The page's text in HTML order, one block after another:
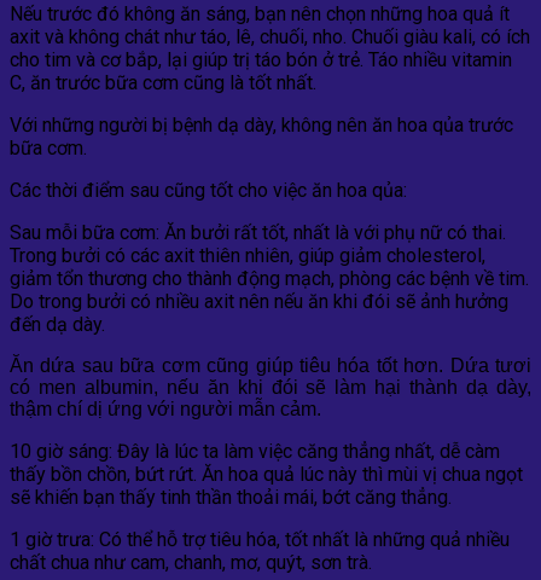
Nếu trước đó không ăn sáng, bạn nên chọn những hoa quả ít
axit và không chát như táo, lê, chuối, nho. Chuối giàu kali, có ích
cho tim và cơ bắp, lại giúp trị táo bón ở trẻ. Táo nhiều vitamin
C, ăn trước bữa cơm cũng là tốt nhất.
Với những người bị bệnh dạ dày, không nên ăn hoa qủa trước
bữa cơm.
Các thời điểm sau cũng tốt cho việc ăn hoa qủa:
Sau mỗi bữa cơm: Ăn bưởi rất tốt, nhất là với phụ nữ có thai.
Trong bưởi có các axit thiên nhiên, giúp giảm cholesterol,
giảm tổn thương cho thành động mạch, phòng các bệnh về tim.
Do trong bưởi có nhiều axit nên nếu ăn khi đói sẽ ảnh hưởng
đến dạ dày.
Ăn dứa sau bữa cơm cũng giúp tiêu hóa tốt hơn. Dứa tươi
có men albumin, nếu ăn khi đói sẽ làm hại thành dạ dày,
thậm chí dị ứng với người mẫn cảm.
10 giờ sáng: Đây là lúc ta làm việc căng thẳng nhất, dễ càm
thấy bồn chồn, bứt rứt. Ăn hoa quả lúc này thì mùi vị chua ngọt
sẽ khiến bạn thấy tinh thần thoải mái, bớt căng thẳng.
1 giờ trưa: Có thể hỗ trợ tiêu hóa, tốt nhất là những quả nhiều
chất chua như cam, chanh, mơ, quýt, sơn trà.